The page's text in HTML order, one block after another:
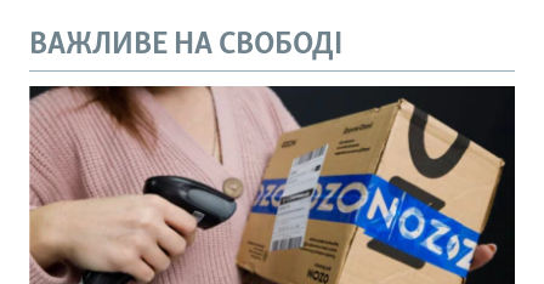
ВАЖЛИВЕ НА СВОБОДІ